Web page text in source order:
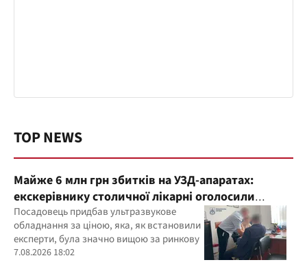
TOP NEWS
Майже 6 млн грн збитків на УЗД-апаратах:
екскерівнику столичної лікарні оголосили
підозру
Посадовець придбав ультразвукове
обладнання за ціною, яка, як встановили
експерти, була значно вищою за ринкову
7.08.2026 18:02